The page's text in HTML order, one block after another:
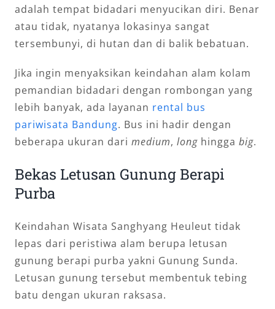
adalah tempat bidadari menyucikan diri. Benar
atau tidak, nyatanya lokasinya sangat
tersembunyi, di hutan dan di balik bebatuan.
Jika ingin menyaksikan keindahan alam kolam
pemandian bidadari dengan rombongan yang
lebih banyak, ada layanan rental bus
pariwisata Bandung. Bus ini hadir dengan
beberapa ukuran dari medium, long hingga big.
Bekas Letusan Gunung Berapi
Purba
Keindahan Wisata Sanghyang Heuleut tidak
lepas dari peristiwa alam berupa letusan
gunung berapi purba yakni Gunung Sunda.
Letusan gunung tersebut membentuk tebing
batu dengan ukuran raksasa.